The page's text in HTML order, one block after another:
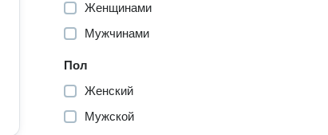
Женщинами
Мужчинами
Пол
Женский
Мужской